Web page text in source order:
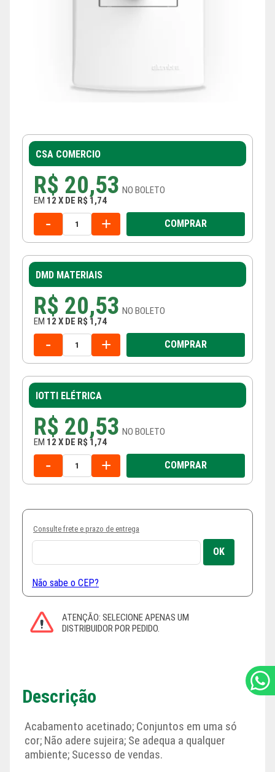
CSA COMERCIO
R$ 20,53 NO BOLETO
EM 12 X DE R$ 1,74
- + COMPRAR
DMD MATERIAIS
R$ 20,53 NO BOLETO
EM 12 X DE R$ 1,74
- + COMPRAR
IOTTI ELÉTRICA
R$ 20,53 NO BOLETO
EM 12 X DE R$ 1,74
- + COMPRAR
Consulte frete e prazo de entrega
Não sabe o CEP?
Descrição
Acabamento acetinado; Conjuntos em uma só
cor; Não adere sujeira; Se adequa a qualquer
ambiente; Sucesso de vendas.